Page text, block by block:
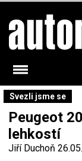
Svezli jsme se
Peugeot
lehkostí
Jiří Duchoň